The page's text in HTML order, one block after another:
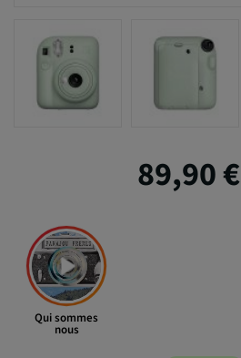
89,90 €
Qui sommes
nous